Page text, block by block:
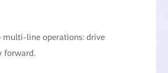
multi-line operations: drive
forward.